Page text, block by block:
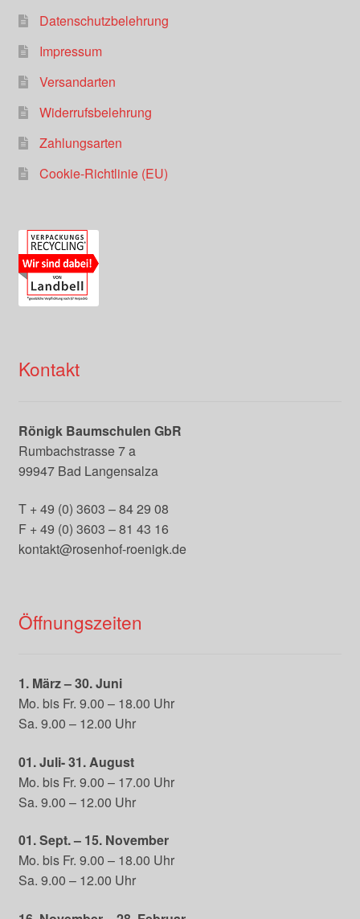
Datenschutzbelehrung
Impressum
Versandarten
Widerrufsbelehrung
Zahlungsarten
Cookie-Richtlinie (EU)
Kontakt
Rönigk Baumschulen GbR
Rumbachstrasse 7 a
99947 Bad Langensalza
T + 49 (0) 3603 – 84 29 08
F + 49 (0) 3603 – 81 43 16
kontakt@rosenhof-roenigk.de
Öffnungszeiten
1. März – 30. Juni
Mo. bis Fr. 9.00 – 18.00 Uhr
Sa. 9.00 – 12.00 Uhr
01. Juli- 31. August
Mo. bis Fr. 9.00 – 17.00 Uhr
Sa. 9.00 – 12.00 Uhr
01. Sept. – 15. November
Mo. bis Fr. 9.00 – 18.00 Uhr
Sa. 9.00 – 12.00 Uhr